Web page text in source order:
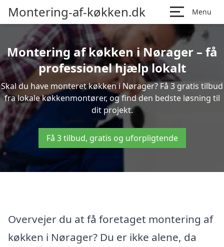
Montering-af-køkken.dk Menu
Montering af køkken i Nørager – få
professionel hjælp lokalt
Skal du have monteret køkken i Nørager? Få 3 gratis tilbud
fra lokale køkkenmontører, og find den bedste løsning til
dit projekt.
Få 3 tilbud, gratis og uforpligtende
Overvejer du at få foretaget montering af
køkken i Nørager? Du er ikke alene, da